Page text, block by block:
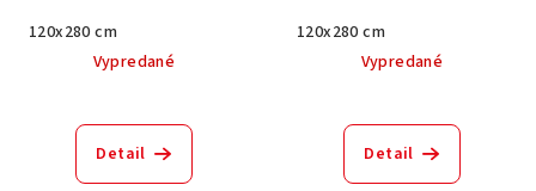
120x280 cm
Vypredané
Detail
120x280 cm
Vypredané
Detail